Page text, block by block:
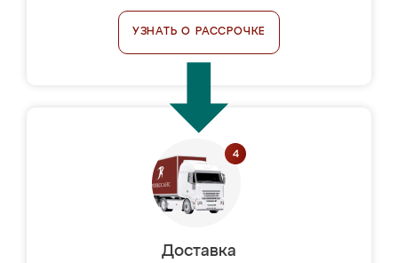
УЗНАТЬ О РАССРОЧКЕ
Доставка